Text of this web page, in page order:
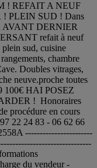
! REFAIT A NEUF
PLEIN SUD ! Dans
AVANT DERNIER
refait à neuf
sud, cuisine
chambre
Doubles vitrages,
neuve.proche toutes
100€ HAI POSEZ
! Honoraires
procédure en cours
22 24 83 - 06 62 66
-----------------------
du vendeur -